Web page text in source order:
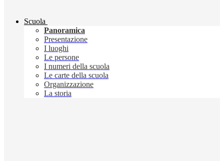
Scuola
Panoramica
Presentazione
I luoghi
Le persone
I numeri della scuola
Le carte della scuola
Organizzazione
La storia